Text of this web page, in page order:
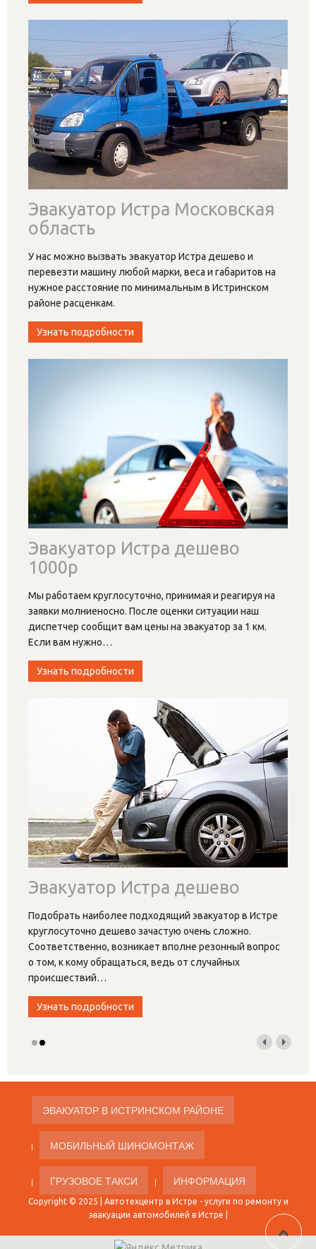
Эвакуатор Истра Московская
область
У нас можно вызвать эвакуатор Истра дешево и
перевезти машину любой марки, веса и габаритов на
нужное расстояние по минимальным в Истринском
районе расценкам.
Узнать подробности
Эвакуатор Истра дешево
1000р
Мы работаем круглосуточно, принимая и реагируя на
заявки молниеносно. После оценки ситуации наш
диспетчер сообщит вам цены на эвакуатор за 1 км.
Если вам нужно…
Узнать подробности
Эвакуатор Истра дешево
Подобрать наиболее подходящий эвакуатор в Истре
круглосуточно дешево зачастую очень сложно.
Соответственно, возникает вполне резонный вопрос
о том, к кому обращаться, ведь от случайных
происшествий…
Узнать подробности
ЭВАКУАТОР В ИСТРИНСКОМ РАЙОНЕ
МОБИЛЬНЫЙ ШИНОМОНТАЖ
ГРУЗОВОЕ ТАКСИ ИНФОРМАЦИЯ
Copyright © 2025 | Автотехцентр в Истре - услуги по ремонту и
эвакуации автомобилей в Истре |